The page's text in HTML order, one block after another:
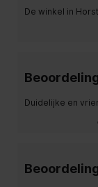
De winkel in
Duidelijke en